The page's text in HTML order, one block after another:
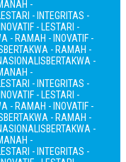
-
- INTEGRITAS -
- LESTARI -
- RAMAH - INOVATIF -
BERTAKWA - RAMAH -
BERTAKWA -
-
- INTEGRITAS -
- LESTARI -
- RAMAH - INOVATIF -
BERTAKWA - RAMAH -
BERTAKWA -
-
- INTEGRITAS -